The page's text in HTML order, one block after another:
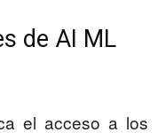
de AI ML
el acceso a los